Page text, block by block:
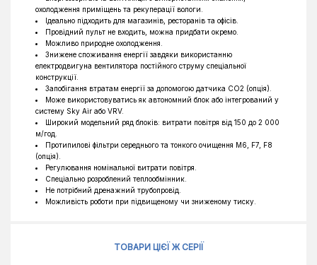
охолодження приміщень та рекуперації вологи.
Ідеально підходить для магазинів, ресторанів та офісів.
Провідний пульт не входить, можна придбати окремо.
Можливо природне охолодження.
Знижене споживання енергії завдяки використанню
електродвигуна вентилятора постійного струму спеціальної
конструкції.
Запобігання втратам енергії за допомогою датчика CO2 (опція).
Може використовуватись як автономний блок або інтегрований у
систему Sky Air або VRV.
Широкий модельний ряд блоків: витрати повітря від 150 до 2 000
м/год.
Протипилові фільтри середнього та тонкого очищення M6, F7, F8
(опція).
Регулювання номінальної витрати повітря.
Спеціально розроблений теплообмінник.
Не потрібний дренажний трубопровід.
Можливість роботи при підвищеному чи зниженому тиску.
ТОВАРИ ЦІЄЇ Ж СЕРІЇ